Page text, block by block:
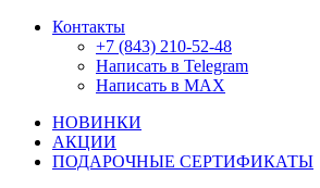
Контакты
+7 (843) 210-52-48
Написать в Telegram
Написать в MAX
НОВИНКИ
АКЦИИ
ПОДАРОЧНЫЕ СЕРТИФИКАТЫ